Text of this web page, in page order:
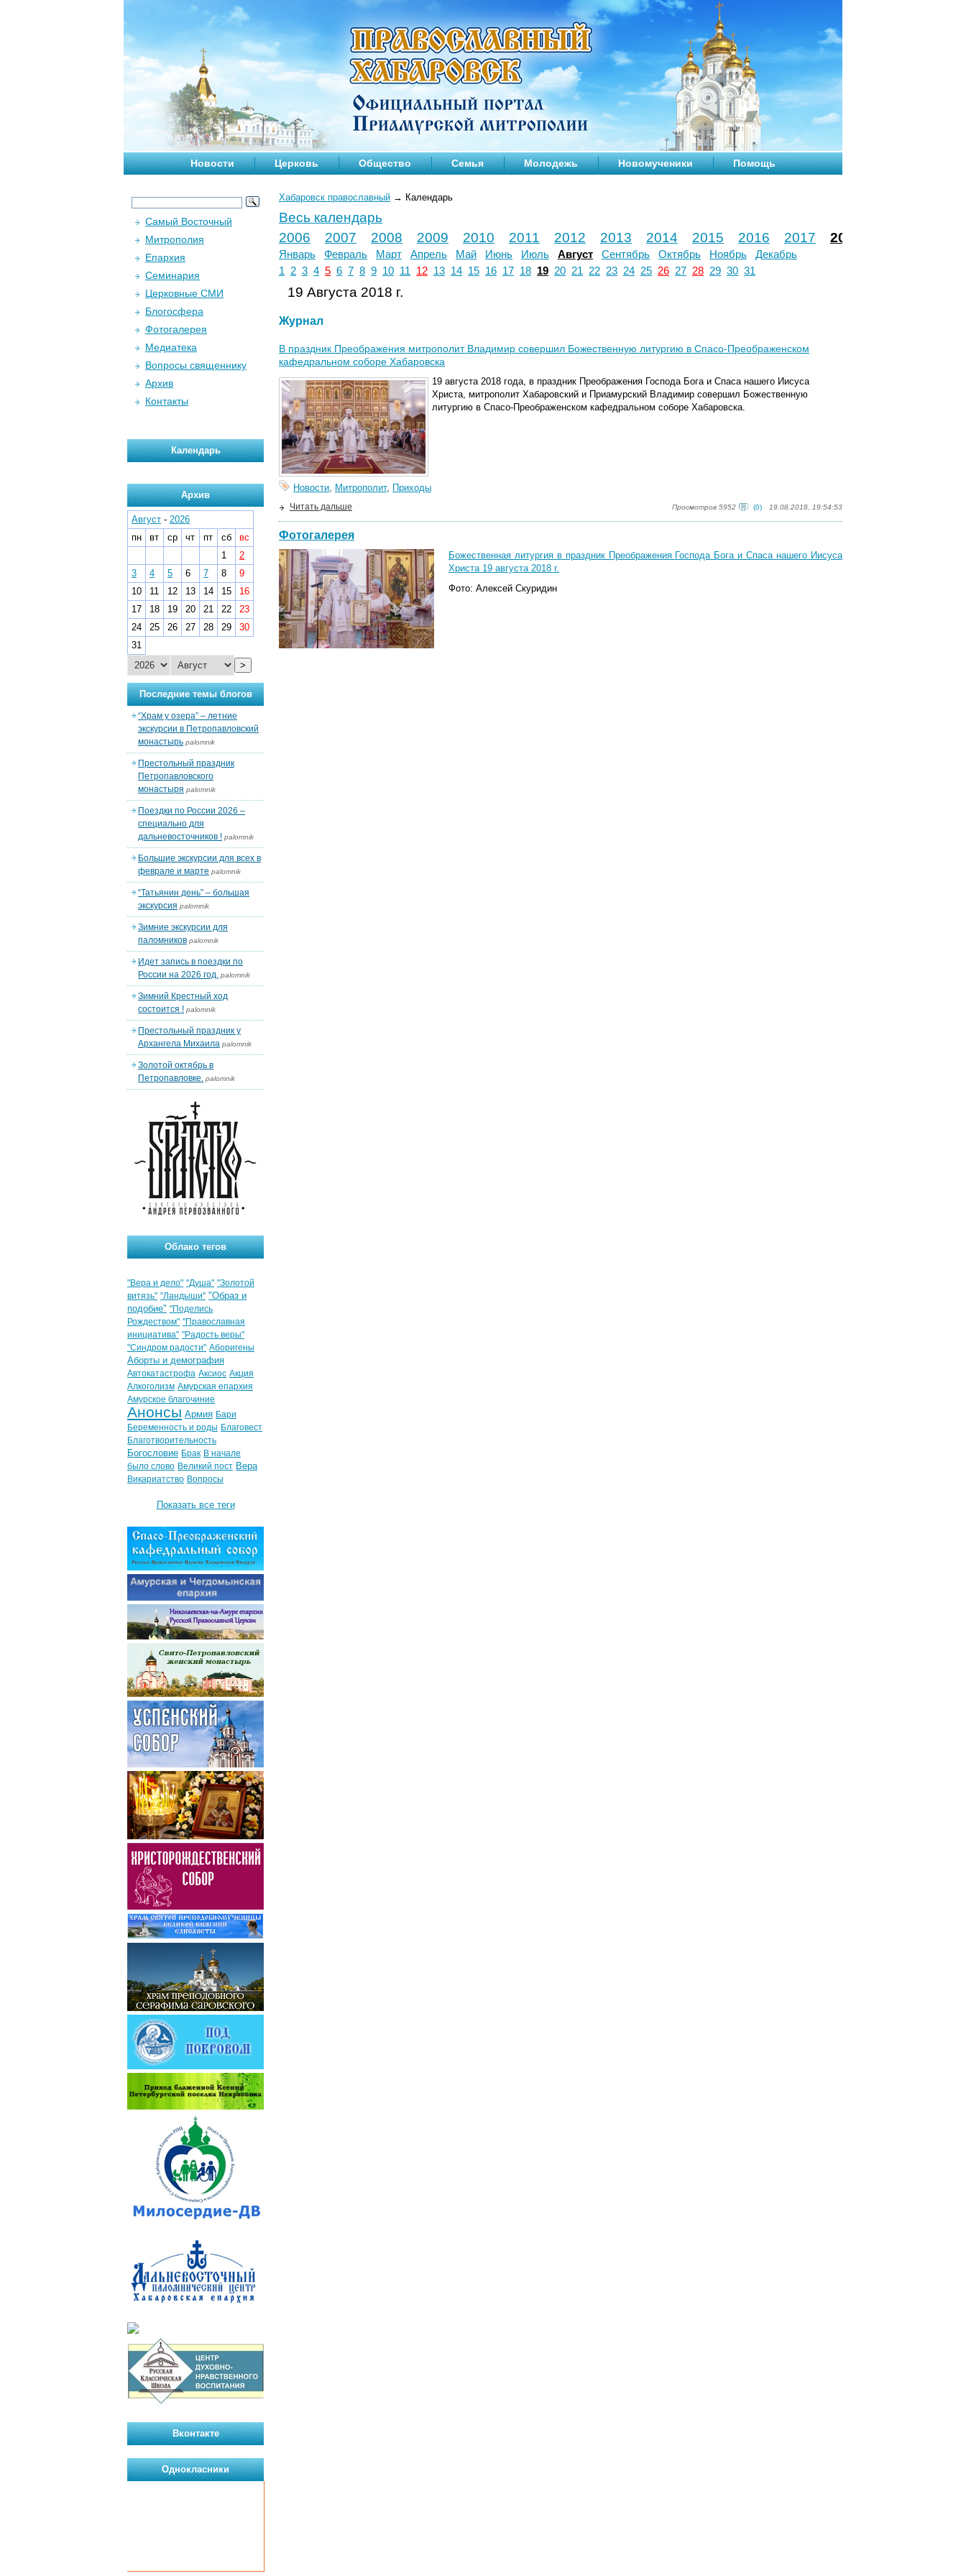
Новости Церковь Общество Семья Молодежь Новомученики Помощь
Хабаровск православный → Календарь
Весь календарь
2006
2007 2008 2009 2010 2011 2012 2013 2014 2015 2016 2017 2018
Январь Февраль Март Апрель Май Июнь Июль Август Сентябрь Октябрь Ноябрь
Декабрь
1
2 3 4 5 6 7 8 9 10 11 12 13 14 15 16 17 18 19 20 21 22 23 24 25 26 27 28 29 30 31
19 Августа 2018 г.
Журнал
В праздник Преображения митрополит Владимир совершил Божественную литургию в Спасо-Преображенском
кафедральном соборе Хабаровска
19 августа 2018 года, в праздник Преображения Господа Бога и Спаса нашего Иисуса
Христа, митрополит Хабаровский и Приамурский Владимир совершил Божественную
литургию в Спасо-Преображенском кафедральном соборе Хабаровска.
Новости, Митрополит, Приходы
Просмотров 5952 (0) 19.08.2018, 19:54:53
Читать дальше
Фотогалерея
Божественная литургия в праздник Преображения Господа Бога и Спаса нашего Иисуса
Христа 19 августа 2018 г.
Фото: Алексей Скуридин
Самый Восточный
Митрополия
Епархия
Семинария
Церковные СМИ
Блогосфера
Фотогалерея
Медиатека
Вопросы священнику
Архив
Контакты
Календарь
Архив
Август - 2026
пн
вт ср чт пт сб
вс
1
2
3
4 5 6 7 8
9
10
11 12 13 14 15
16
17
18 19 20 21 22
23
24
25 26 27 28 29
30
31
>
Последние темы блогов
“Храм у озера” – летние
экскурсии в Петропавловский
монастырь palomnik
Престольный праздник
Петропавловского
монастыря palomnik
Поездки по России 2026 –
специально для
дальневосточников ! palomnik
Большие экскурсии для всех в
феврале и марте palomnik
“Татьянин день” – большая
экскурсия palomnik
Зимние экскурсии для
паломников palomnik
Идет запись в поездки по
России на 2026 год. palomnik
Зимний Крестный ход
состоится ! palomnik
Престольный праздник у
Архангела Михаила palomnik
Золотой октябрь в
Петропавловке. palomnik
Облако тегов
"Вера и дело" "Душа" "Золотой
витязь" "Ландыши" "Образ и
подобие" "Поделись
Рождеством" "Православная
инициатива" "Радость веры"
"Синдром радости" Аборигены
Аборты и демография
Автокатастрофа Аксиос Акция
Алкоголизм Амурская епархия
Амурское благочиние
Анонсы Армия Бари
Беременность и роды Благовест
Благотворительность
Богословие Брак В начале
было слово Великий пост Вера
Викариатство Вопросы
Показать все теги
Вконтакте
Однокласники